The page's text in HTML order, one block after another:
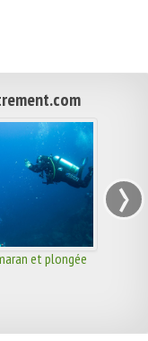
et plongée
›